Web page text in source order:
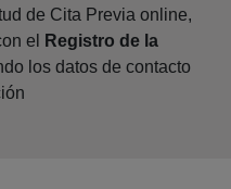
de Cita Previa online,
el
Registro de la
los datos de contacto